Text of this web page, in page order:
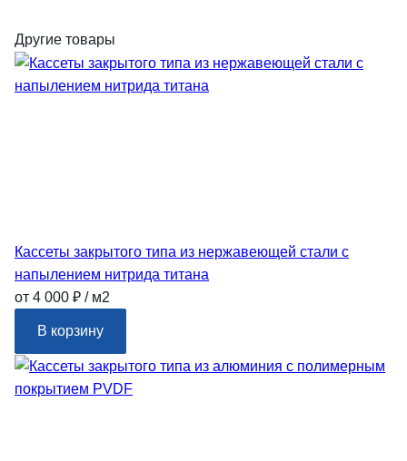
Другие товары
Кассеты закрытого типа из нержавеющей стали с
напылением нитрида титана
от 4 000 ₽ / м2
В корзину